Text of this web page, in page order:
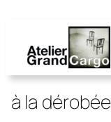
à la dérobée